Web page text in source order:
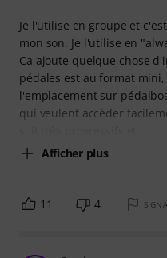
Je l'utilise en groupe et
mon son. Je l'utilise en
Ca ajoute quelque chose
pédales est au format
l'emplacement sur
qui veulent accéder
Afficher plus
11 4